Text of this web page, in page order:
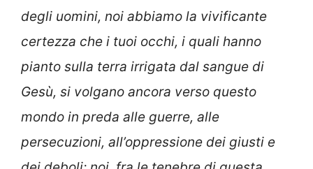
degli uomini, noi abbiamo la vivificante
certezza che i tuoi occhi, i quali hanno
pianto sulla terra irrigata dal sangue di
Gesù, si volgano ancora verso questo
mondo in preda alle guerre, alle
persecuzioni, all’oppressione dei giusti e